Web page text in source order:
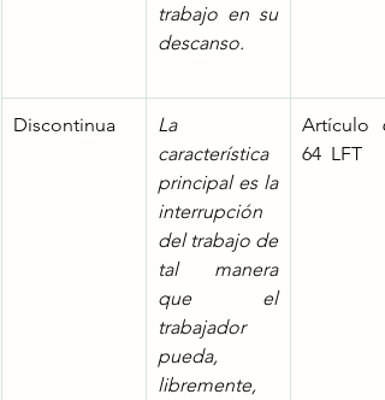
trabajo en su
descanso.
Discontinua
La
característica
principal es la
interrupción
del trabajo de
tal manera
que el
trabajador
pueda,
libremente,
Artículo
64  LFT